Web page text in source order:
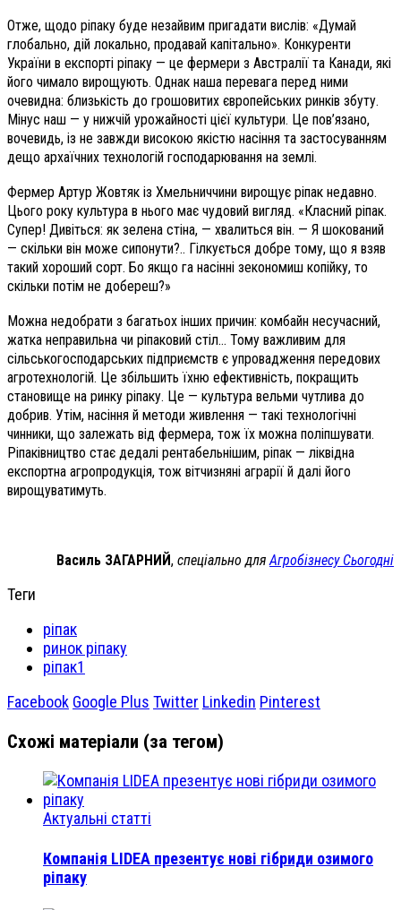
Отже, щодо ріпаку буде незайвим пригадати вислів: «Думай
глобально, дій локально, продавай капітально». Конкуренти
України в експорті ріпаку — це фермери з Австралії та Канади, які
його чимало вирощують. Однак наша перевага перед ними
очевидна: близькість до грошовитих європейських ринків збуту.
Мінус наш — у нижчій урожайності цієї культури. Це пов’язано,
вочевидь, із не завжди високою якістю насіння та застосуванням
дещо архаїчних технологій господарювання на землі.
Фермер Артур Жовтяк із Хмельниччини вирощує ріпак недавно.
Цього року культура в нього має чудовий вигляд. «Класний ріпак.
Супер! Дивіться: як зелена стіна, — хвалиться він. — Я шокований
— скільки він може сипонути?.. Гілкується добре тому, що я взяв
такий хороший сорт. Бо якщо га насінні зекономиш копійку, то
скільки потім не добереш?»
Можна недобрати з багатьох інших причин: комбайн несучасний,
жатка неправильна чи ріпаковий стіл… Тому важливим для
сільськогосподарських підприємств є упровадження передових
агротехнологій. Це збільшить їхню ефективність, покращить
становище на ринку ріпаку. Це — культура вельми чутлива до
добрив. Утім, насіння й методи живлення — такі технологічні
чинники, що залежать від фермера, тож їх можна поліпшувати.
Ріпаківництво стає дедалі рентабельнішим, ріпак — ліквідна
експортна агропродукція, тож вітчизняні аграрії й далі його
вирощуватимуть.
Василь ЗАГАРНИЙ, спеціально дляАгробізнесу Сьогодні
Теги
ріпак
ринок ріпаку
ріпак1
Facebook Google Plus Twitter Linkedin Pinterest
Схожі матеріали (за тегом)
Актуальні статті
Компанія LIDEA презентує нові гібриди озимого
ріпаку